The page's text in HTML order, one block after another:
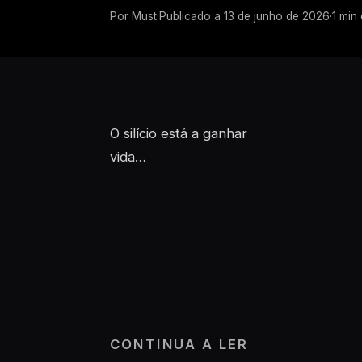
Por Must·Publicado a 13 de junho de 2026·1 min
O silício está a ganhar
vida…
CONTINUA A LER